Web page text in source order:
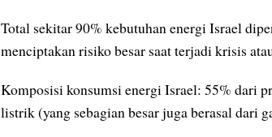
Total sekitar 90% kebutuhan energi Israel
menciptakan risiko besar saat terjadi krisis
Komposisi konsumsi energi Israel: 55% dari
listrik (yang sebagian besar juga berasal dari